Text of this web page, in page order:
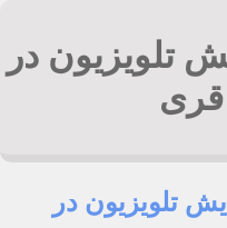
تلویزیون در
تلویزیون در